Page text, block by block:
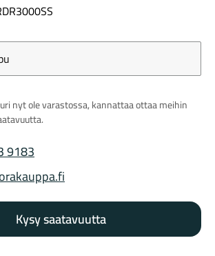
nyt ole varastossa, kannattaa ottaa meihin
9183
Kysy saatavuutta